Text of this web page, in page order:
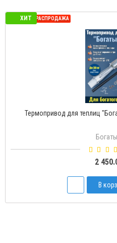
ХИТ
СЕЗОННАЯ РАСПРОДАЖА
Термопривод для теплиц
2
В